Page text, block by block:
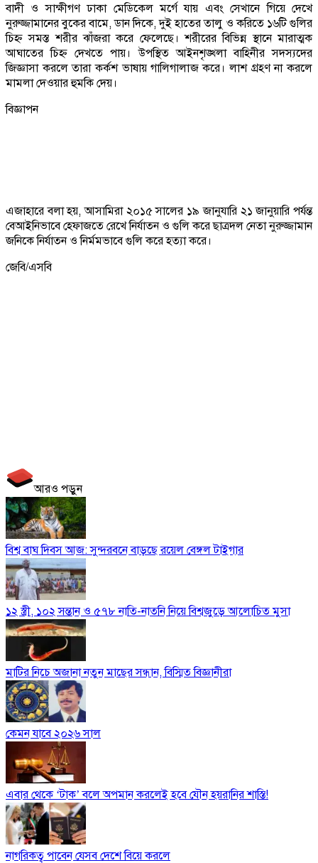
বাদী ও সাক্ষীগণ ঢাকা মেডিকেল মর্গে যায় এবং সেখানে গিয়ে দেখে
নুরুজ্জামানের বুকের বামে, ডান দিকে, দুই হাতের তালু ও করিতে ১৬টি গুলির
চিহ্ন সমস্ত শরীর ঝাঁজরা করে ফেলেছে। শরীরের বিভিন্ন স্থানে মারাত্মক
আঘাতের চিহ্ন দেখতে পায়। উপস্থিত আইনশৃঙ্খলা বাহিনীর সদস্যদের
জিজ্ঞাসা করলে তারা কর্কশ ভাষায় গালিগালাজ করে। লাশ গ্রহণ না করলে
মামলা দেওয়ার হুমকি দেয়।
বিজ্ঞাপন
এজাহারে বলা হয়, আসামিরা ২০১৫ সালের ১৯ জানুযারি ২১ জানুয়ারি পর্যন্ত
বেআইনিভাবে হেফাজতে রেখে নির্যাতন ও গুলি করে ছাত্রদল নেতা নুরুজ্জামান
জনিকে নির্যাতন ও নির্মমভাবে গুলি করে হত্যা করে।
জেবি/এসবি
আরও পড়ুন
বিশ্ব বাঘ দিবস আজ: সুন্দরবনে বাড়ছে রয়েল বেঙ্গল টাইগার
১২ স্ত্রী, ১০২ সন্তান ও ৫৭৮ নাতি-নাতনি নিয়ে বিশ্বজুড়ে আলোচিত মুসা
মাটির নিচে অজানা নতুন মাছের সন্ধান, বিস্মিত বিজ্ঞানীরা
কেমন যাবে ২০২৬ সাল
এবার থেকে ‘টাক’ বলে অপমান করলেই হবে যৌন হয়রানির শাস্তি!
নাগরিকত্ব পাবেন যেসব দেশে বিয়ে করলে